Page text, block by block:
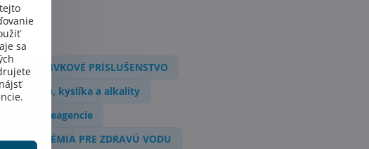
VÍRIVKOVÉ PRÍSLUŠENSTVO
pH, chlóru, kyslíka a alkality
a reagencie
CHÉMIA PRE ZDRAVÚ VODU
sa